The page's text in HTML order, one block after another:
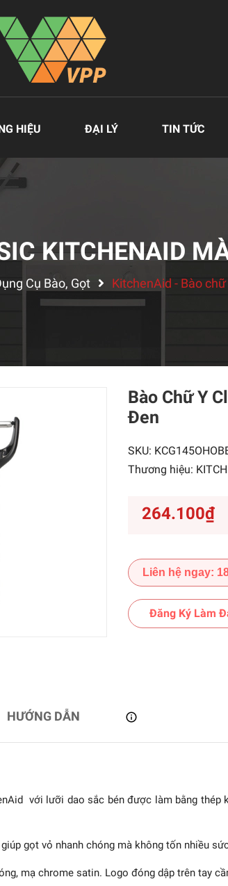
HIỆU ĐẠI LÝ TIN TỨC
KITCHENAID
Cụ Bào, Gọt KitchenAid - Bào
Bào Chữ Y
Đen
SKU:
Thương hiệu:
264.100₫
Liên hệ ngay:
Đăng Ký Làm
HƯỚNG DẪN
với lưỡi dao sắc bén được làm bằng thép
gọt vỏ nhanh chóng mà không tốn nhiều
mạ chrome satin. Logo đóng dập trên tay